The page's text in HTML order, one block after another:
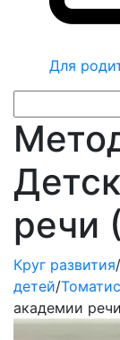
Для
речи
Круг развития/
детей/Томатис
академии